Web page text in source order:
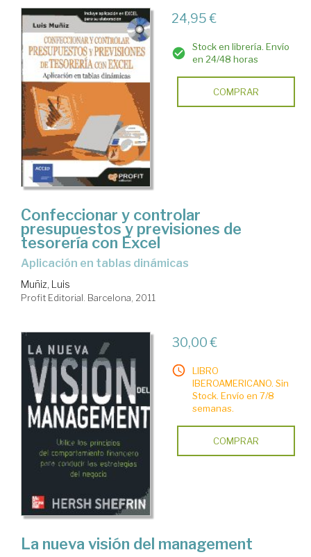
24,95 €
Stock en librería. Envío
en 24/48 horas
COMPRAR
Confeccionar y controlar
presupuestos y previsiones de
tesorería con Excel
aplicación en tablas dinámicas
Muñiz, Luis
Profit Editorial. Barcelona, 2011
30,00 €
LIBRO
IBEROAMERICANO. Sin
Stock. Envío en 7/8
semanas.
COMPRAR
La nueva visión del management